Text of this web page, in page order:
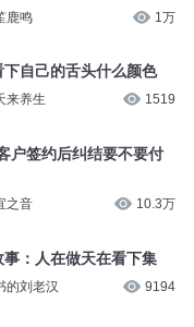
鹿鸣 1万
下自己的舌头什么颜色
来养生 1519
户签约后纠结要不要付
之音 10.3万
事：人在做天在看下集
的刘老汉 9194